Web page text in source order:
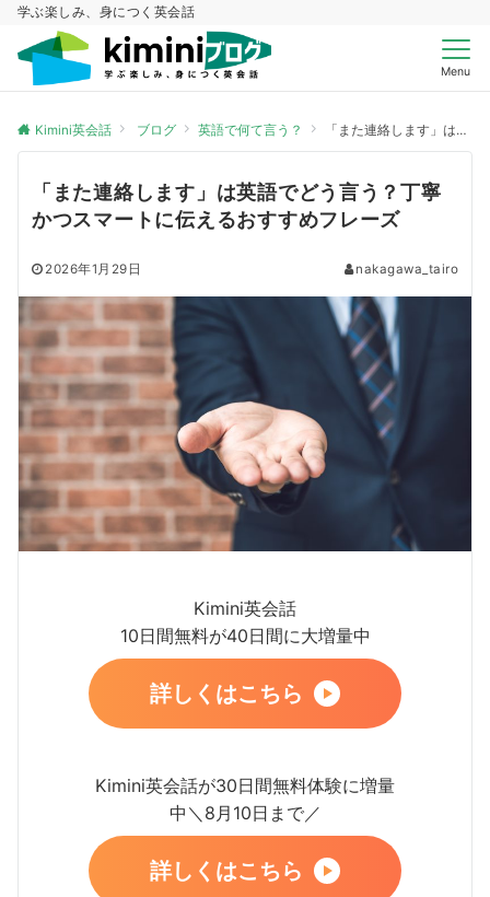
学ぶ楽しみ、身につく英会話
Menu
Kimini英会話 ブログ 英語で何て言う？ 「また連絡します」は英語でどう言う？丁寧かつスマートに伝えるおすすめフレーズ
「また連絡します」は英語でどう言う？丁寧
かつスマートに伝えるおすすめフレーズ
2026年1月29日 nakagawa_tairo
Kimini英会話
10日間無料が40日間に大増量中
詳しくはこちら
Kimini英会話が30日間無料体験に増量
中＼8月10日まで／
詳しくはこちら